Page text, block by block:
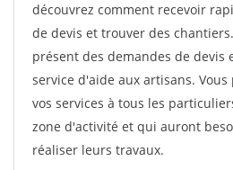
découvrez comment recevoir
de devis et trouver des
présent des demandes de devis
service d'aide aux artisans.
vos services à tous les
zone d'activité et qui auront
réaliser leurs travaux.